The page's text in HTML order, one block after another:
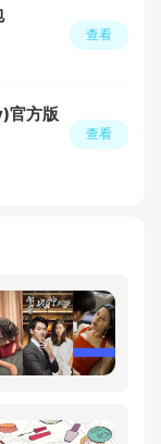
查看
官方版
查看